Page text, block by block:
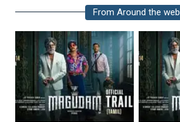
From Around the web